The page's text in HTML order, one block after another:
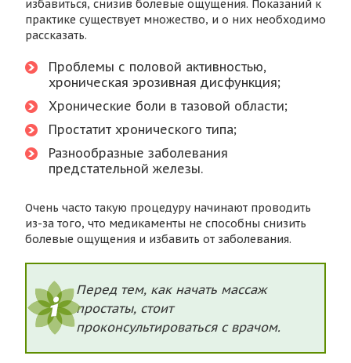
избавиться, снизив болевые ощущения. Показаний к
практике существует множество, и о них необходимо
рассказать.
Проблемы с половой активностью,
хроническая эрозивная дисфункция;
Хронические боли в тазовой области;
Простатит хронического типа;
Разнообразные заболевания
предстательной железы.
Очень часто такую процедуру начинают проводить
из-за того, что медикаменты не способны снизить
болевые ощущения и избавить от заболевания.
Перед тем, как начать массаж
простаты, стоит
проконсультироваться с врачом.